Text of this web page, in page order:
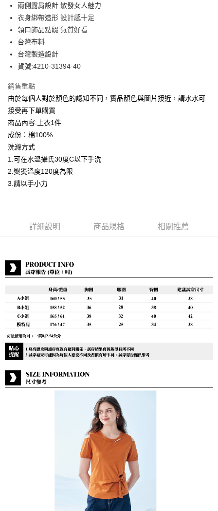
上海商業儲蓄銀行
國泰世華商業銀行
臺灣中小企業銀行
匯豐（台灣）商業銀行
聯邦商業銀行
元大商業銀行
玉山商業銀行
台灣樂天信用卡公司
Apple Pay
街口支付
悠遊付
貨到付款
運送方式
付款後全家取貨
每筆NT$80，滿NT$399(含以上)免運費
付款後7-11取貨
每筆NT$80，滿NT$888(含以上)免運費
貨到付款
兩側露肩設計 散發女人魅力
衣身綁帶造形 設計感十足
領口飾品點綴 氣質好看
台灣布料
台灣製造設計
貨號:4210-31394-40
銷售重點
由於每個人對於顏色的認知不同，實品顏色與圖片接近，請水水可
接受再下單購買
商品內容:上衣1件
成份：棉100%
洗滌方式
1.可在水溫攝氏30度C以下手洗
2.熨燙溫度120度為限
3.請以手小力
詳細說明 商品規格 相關推薦